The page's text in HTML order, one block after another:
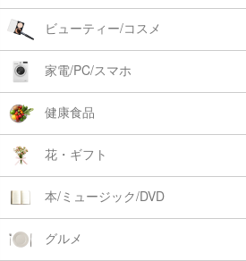
ビューティー/コスメ
家電/PC/スマホ
健康食品
花・ギフト
本/ミュージック/DVD
グルメ